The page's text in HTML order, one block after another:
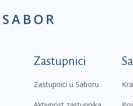
izbornik
Zastupnici
Zastupnici u Saboru